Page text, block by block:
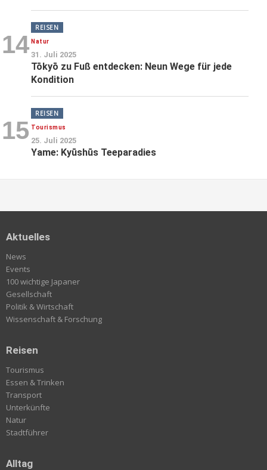
14
REISEN
Natur
31. Juli 2025
Tōkyō zu Fuß entdecken: Neun Wege für jede
Kondition
15
REISEN
Tourismus
25. Juli 2025
Yame: Kyūshūs Teeparadies
Aktuelles
News
Events
100 wichtige Japaner
Gesellschaft
Politik & Wirtschaft
Wissenschaft & Forschung
Reisen
Tourismus
Essen & Trinken
Transport
Unterkünfte
Natur
Stadtführer
Alltag